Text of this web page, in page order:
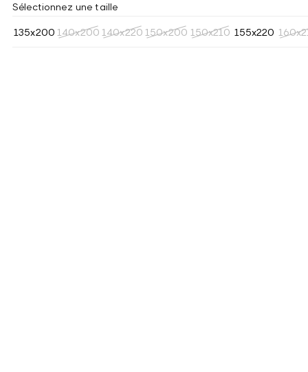
Sélectionnez une taille
135x200 140x200 140x220 150x200 150x210 155x220